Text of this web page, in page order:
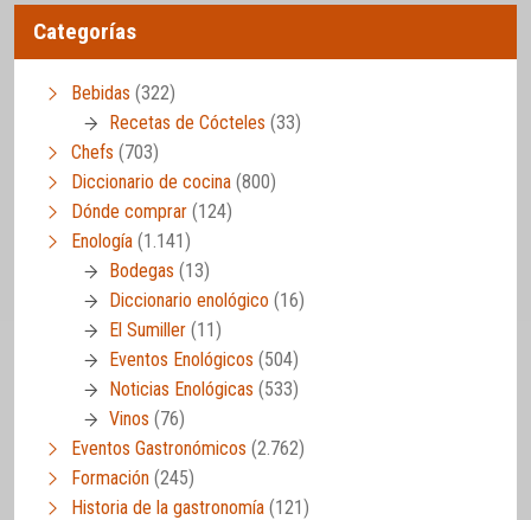
Categorías
Bebidas (322)
Recetas de Cócteles (33)
Chefs (703)
Diccionario de cocina (800)
Dónde comprar (124)
Enología (1.141)
Bodegas (13)
Diccionario enológico (16)
El Sumiller (11)
Eventos Enológicos (504)
Noticias Enológicas (533)
Vinos (76)
Eventos Gastronómicos (2.762)
Formación (245)
Historia de la gastronomía (121)